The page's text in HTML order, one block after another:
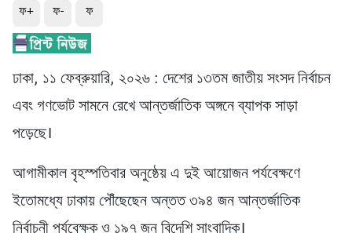
ফ+ ফ- ফ
ঢাকা, ১১ ফেব্রুয়ারি, ২০২৬ : দেশের ১৩তম জাতীয় সংসদ নির্বাচন
এবং গণভোট সামনে রেখে আন্তর্জাতিক অঙ্গনে ব্যাপক সাড়া
পড়েছে।
আগামীকাল বৃহস্পতিবার অনুষ্ঠেয় এ দুই আয়োজন পর্যবেক্ষণে
ইতোমধ্যে ঢাকায় পৌঁছেছেন অন্তত ৩৯৪ জন আন্তর্জাতিক
নির্বাচনী পর্যবেক্ষক ও ১৯৭ জন বিদেশি সাংবাদিক।